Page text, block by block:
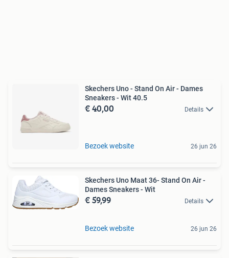
Skechers Uno - Stand On Air - Dames
Sneakers - Wit 40.5
€ 40,00 Details
Bezoek website 26 jun 26
Skechers Uno Maat 36- Stand On Air -
Dames Sneakers - Wit
€ 59,99 Details
Bezoek website 26 jun 26